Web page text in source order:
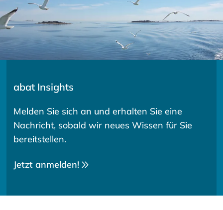
abat Insights
Melden Sie sich an und erhalten Sie eine
Nachricht, sobald wir neues Wissen für Sie
bereitstellen.
Jetzt anmelden!